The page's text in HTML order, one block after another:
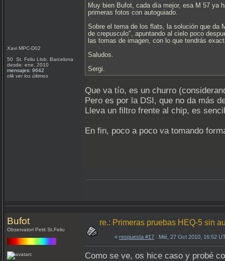
Xavi MPC-D02
50 St. Feliu Llob. Barcelona
desde: ene, 2010
mensajes: 9642
clik ver los últimos
Muy bien Bufot, cada día mejor, esa M 57 ya
primeras fotos con autoguiado.
Sobre el tema de los flats, la solución que da
de crepusculo", apuntando al cielo poco
las tomas de imagen, con lo que tendrás
Saludos.
Sergi.
Que va tío, es un churro
Pero es por la DSI, que no da más
Lleva un filtro frente al chip, es
En fin, poco a poco va tomando
Bufot
Observatori Petit St.Feliu
re.: Primeras pruebas HEQ-5 sin
« respuesta #17 : Mié, 27 Oct 2010, 16:52
Como se ve, os hice caso y probé